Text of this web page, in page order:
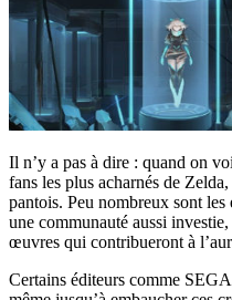
Il n’y a pas à dire : quand on
fans les plus acharnés de
pantois. Peu nombreux sont
une communauté aussi
œuvres qui contribueront à
Certains éditeurs comme